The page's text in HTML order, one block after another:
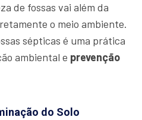
de fossas vai além da
o meio ambiente.
sépticas é uma prática
ambiental e prevenção
do Solo